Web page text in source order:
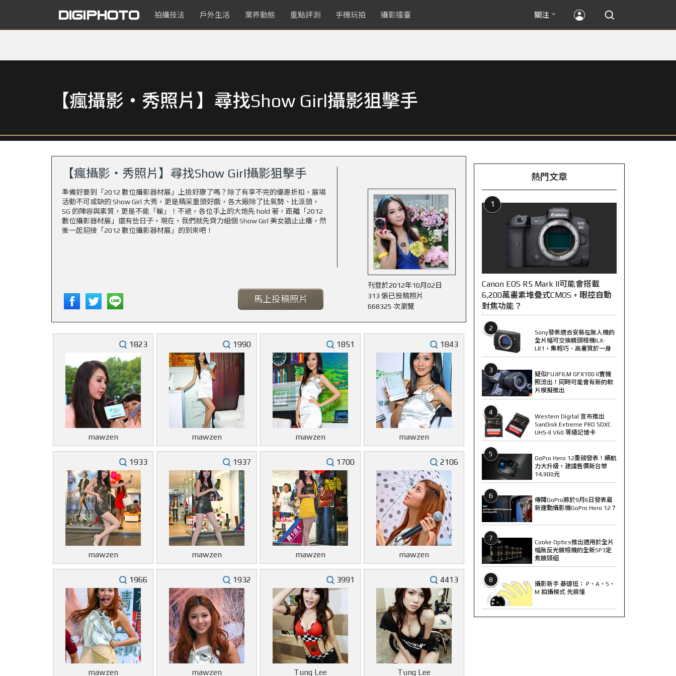
拍攝技法 戶外生活 業界動態 重點評測 手機玩拍 攝影擂臺 關注
【瘋攝影‧秀照片】尋找Show Girl攝影狙擊手
【瘋攝影‧秀照片】尋找Show Girl攝影狙擊手
準備好要到「 2012 數位攝影器材展 」上撿好康了嗎？除了有享不完的優惠折扣，展場
活動不可或缺的 Show Girl 大秀，更是精采重頭好戲，各大廠除了比氣勢、比派頭，
SG 的陣容與素質，更是不能「輸」！不過，各位手上的大炮先 hold 著，距離「 2012
數位攝影器材展 」還有些日子，現在，我們就先齊力組個 Show Girl 美女牆止止癢，然
後一起迎接「 2012 數位攝影器材展 」的到來吧！
馬上投稿照片
刊登於2012年10月02日
313 張已投稿照片
668325 次瀏覽
1823
mawzen
1990
mawzen
1851
mawzen
1843
mawzen
1933
mawzen
1937
mawzen
1700
mawzen
2106
mawzen
1966
mawzen
1932
mawzen
3991
Tung Lee
4413
Tung Lee
熱門文章
1
Canon EOS R5 Mark II可能會搭載
6,200萬畫素堆疊式CMOS + 眼控自動
對焦功能？
2
Sony發表適合安裝在無人機的
全片幅可交換鏡頭相機ILX-
LR1，集輕巧、高畫質於一身
3
疑似FUJIFILM GFX100 II實機
照流出！同時可能會有新的軟
片模擬推出
4
Western Digital 宣布推出
SanDisk Extreme PRO SDXC
UHS-II V60 等級記憶卡
5
GoPro Hero 12重磅發表！續航
力大升級，建議售價新台幣
14,900元
6
傳聞GoPro將於9月6日發表最
新運動攝影機GoPro Hero 12？
7
Cooke Optics推出適用於全片
幅無反光鏡相機的全新SP3定
焦鏡頭組
8
攝影新手 基礎班： P、A、S、
M 拍攝模式 先搞懂